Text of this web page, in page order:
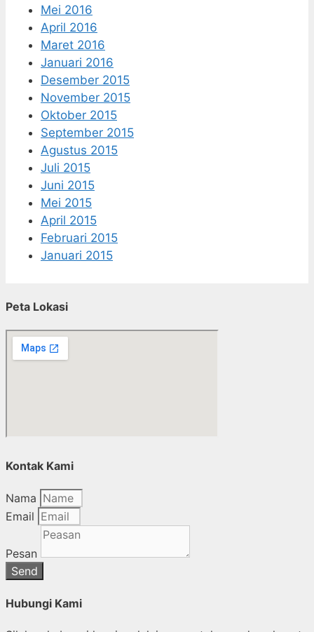
Mei 2016
April 2016
Maret 2016
Januari 2016
Desember 2015
November 2015
Oktober 2015
September 2015
Agustus 2015
Juli 2015
Juni 2015
Mei 2015
April 2015
Februari 2015
Januari 2015
Peta Lokasi
Kontak Kami
Nama
Email
Pesan
Send
Hubungi Kami